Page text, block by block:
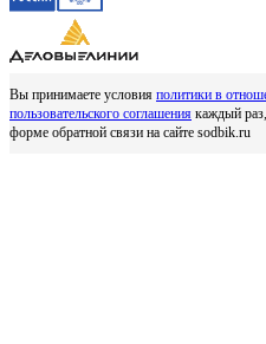
Вы принимаете условия политики в
пользовательского соглашения каждый
форме обратной связи на сайте sodbik.ru